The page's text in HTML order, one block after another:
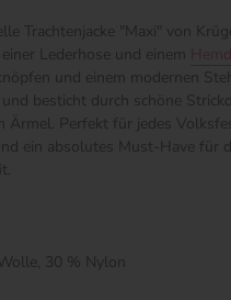
Trachtenjacke "Maxi" von
Lederhose und einem
Hemd
und einem modernen
besticht durch schöne
Ärmel. Perfekt für jedes
ein absolutes Must-Have für
30 % Nylon